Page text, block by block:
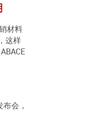
材料
这样
会，